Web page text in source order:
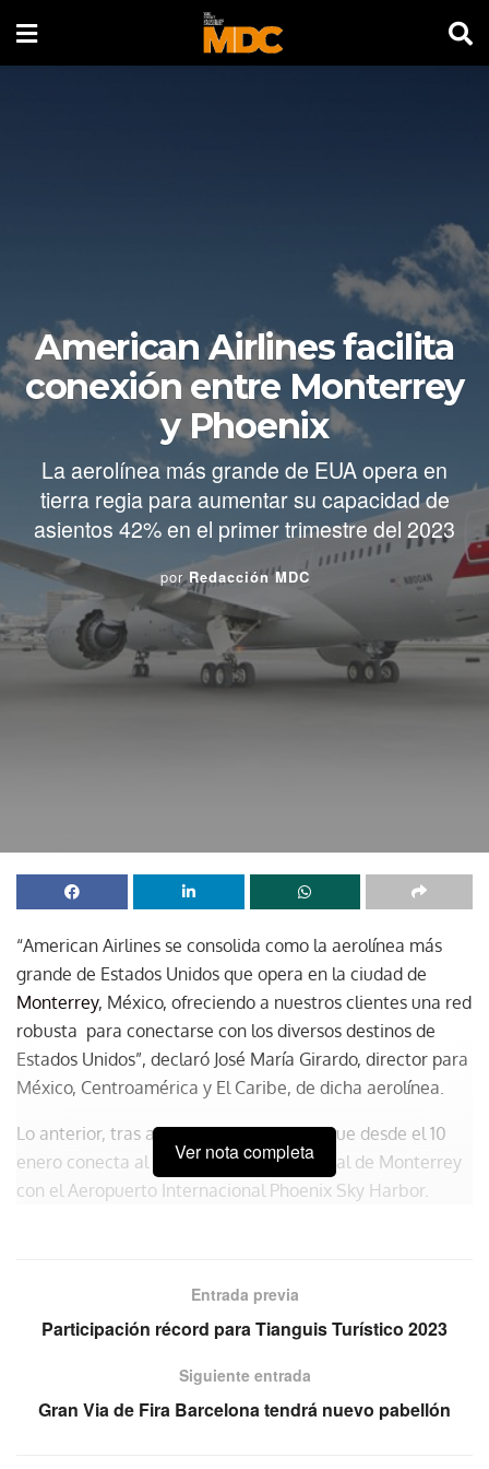
American Airlines facilita
conexión entre Monterrey
y Phoenix
La aerolínea más grande de EUA opera en
tierra regia para aumentar su capacidad de
asientos 42% en el primer trimestre del 2023
por Redacción MDC
“American Airlines se consolida como la aerolínea más
grande de Estados Unidos que opera en la ciudad de
Monterrey, México, ofreciendo a nuestros clientes una red
robusta para conectarse con los diversos destinos de
Estados Unidos”, declaró José María Girardo, director para
México, Centroamérica y El Caribe, de dicha aerolínea.
Lo anterior, tras anunciar la nueva ruta que desde el 10
enero conecta al Aeropuerto Internacional de Monterrey
con el Aeropuerto Internacional Phoenix Sky Harbor.
Ver nota completa
Entrada previa
Participación récord para Tianguis Turístico 2023
Siguiente entrada
Gran Via de Fira Barcelona tendrá nuevo pabellón